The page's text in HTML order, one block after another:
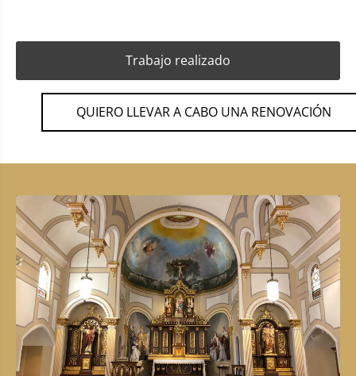
Trabajo realizado
QUIERO LLEVAR A CABO UNA RENOVACIÓN